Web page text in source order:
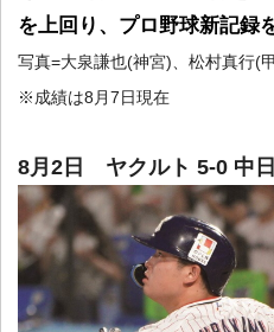
を上回り、プロ野球新記録
写真=大泉謙也(神宮)、松村真行(
※成績は8月7日現在
8月2日 ヤクルト 5-0 中